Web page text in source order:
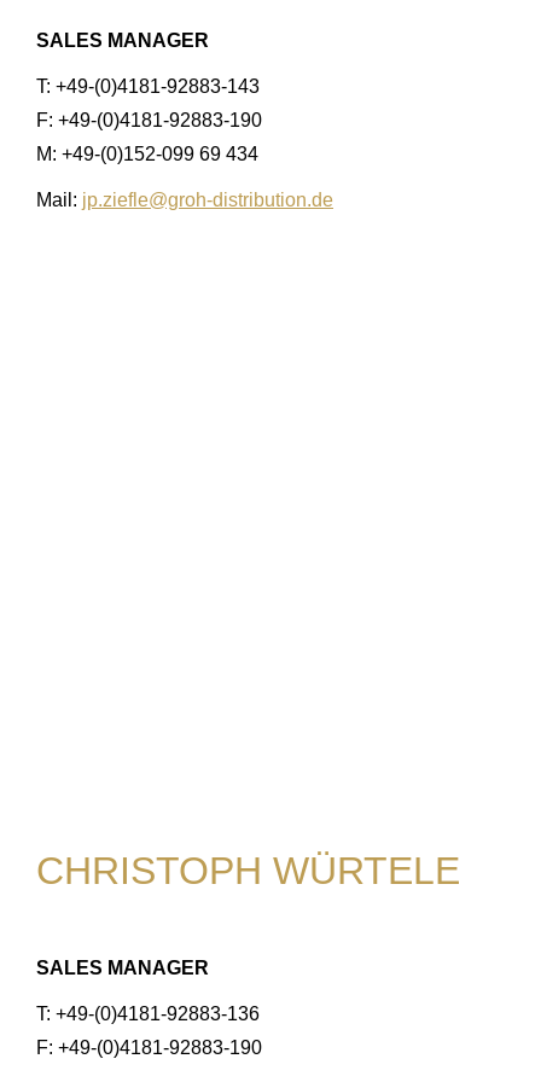
SALES MANAGER
T: +49-(0)4181-92883-143
F: +49-(0)4181-92883-190
M: +49-(0)152-099 69 434
Mail: jp.ziefle@groh-distribution.de
CHRISTOPH WÜRTELE
SALES MANAGER
T: +49-(0)4181-92883-136
F: +49-(0)4181-92883-190